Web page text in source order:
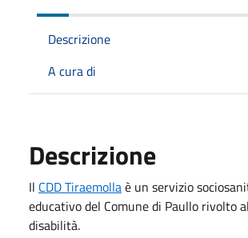
Descrizione
A cura di
Descrizione
Il CDD Tiraemollaè un servizio
educativo del Comune di Paullo rivolto
disabilità.